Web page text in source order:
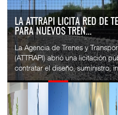
LA ATTRAPI LICITA RED DE
PARA NUEVOS TREN...
La Agencia de Trenes y
(ATTRAPI) abrió una licitación
contratar el diseño, suministro,